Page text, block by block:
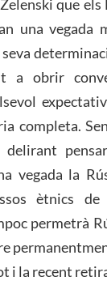
que
una vegada
a obrir
completa.
delirant
vegada la
ètnics
permetrà
i la recent